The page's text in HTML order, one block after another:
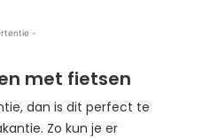
-
met fietsen
dan is dit perfect te
Zo kun je er